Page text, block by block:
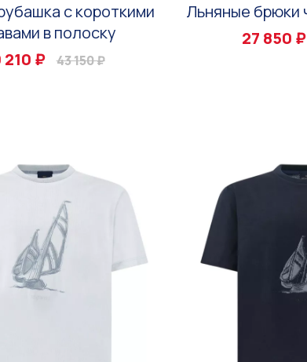
с короткими
в полоску
210 ₽
43 150 ₽
Льняные брюки
27 850 ₽